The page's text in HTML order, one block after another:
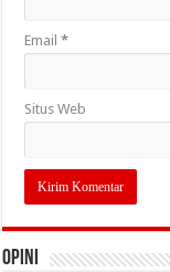
Email*
Situs Web
OPINI